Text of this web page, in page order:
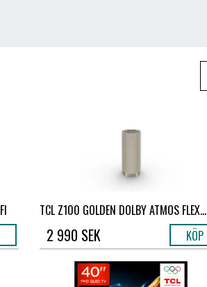
TCL Z100 GOLDEN DOLBY ATMOS FLEX...
2 990 SEK KÖP